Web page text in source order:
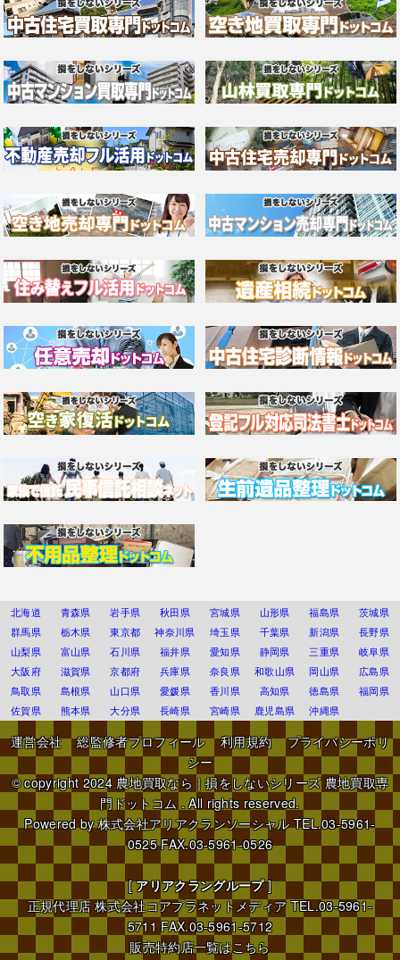
北海道 青森県 岩手県 秋田県 宮城県 山形県 福島県
茨城県
群馬県
栃木県 東京都 神奈川県 埼玉県 千葉県 新潟県
長野県
山梨県
富山県 石川県 福井県 愛知県 静岡県 三重県
岐阜県
大阪府
滋賀県 京都府 兵庫県 奈良県 和歌山県 岡山県
広島県
鳥取県
島根県 山口県 愛媛県 香川県 高知県 徳島県
福岡県
佐賀県
熊本県 大分県 長崎県 宮崎県 鹿児島県 沖縄県
運営会社 総監修者プロフィール 利用規約
プライバシーポリ
シー
© copyright 2024農地買取なら｜損をしないシリーズ 農地買取専
門ドットコム . All rights reserved.
Powered by株式会社アリアクランソーシャルTEL.03-5961-
0525 FAX.03-5961-0526
[アリアクラングループ]
正規代理店株式会社コアプラネットメディア TEL.03-5961-
5711 FAX.03-5961-5712
販売特約店一覧はこちら